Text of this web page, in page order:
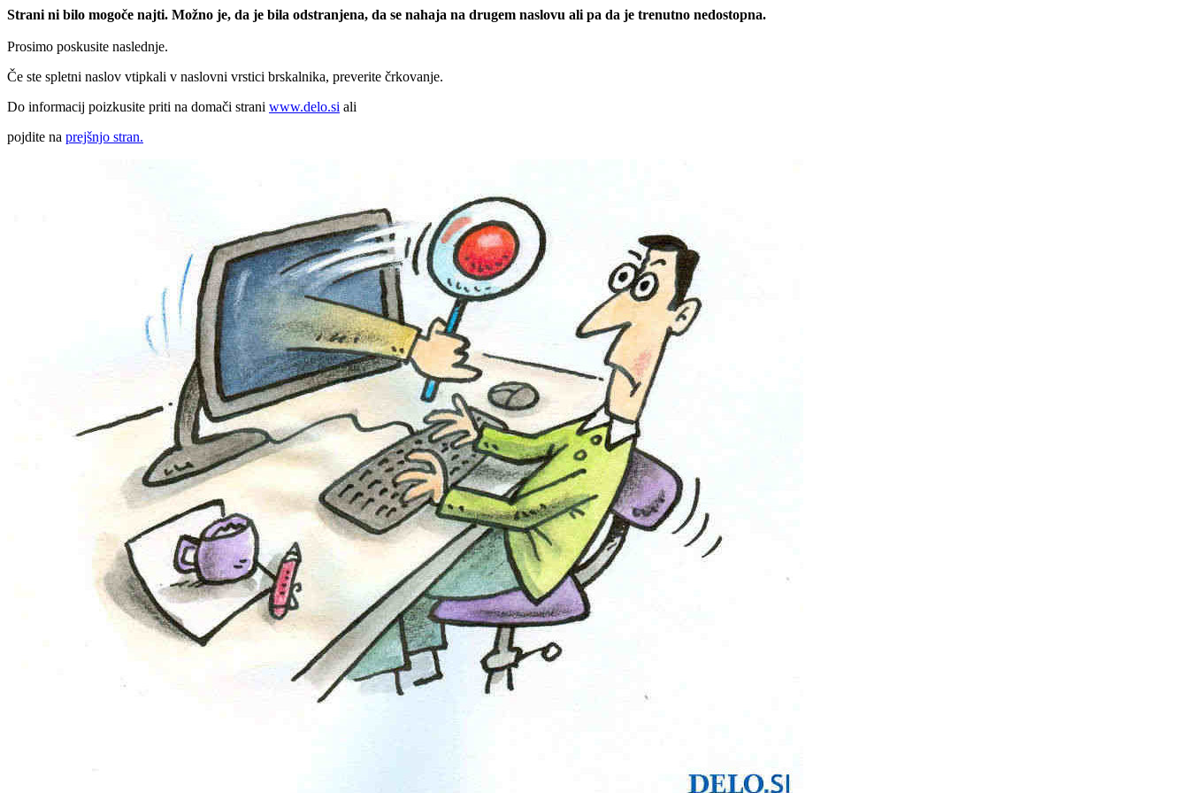
Strani ni bilo mogoče najti. Možno je, da je bila odstranjena, da se nahaja na drugem naslovu ali pa da je trenutno nedostopna.
Prosimo poskusite naslednje.
Če ste spletni naslov vtipkali v naslovni vrstici brskalnika, preverite črkovanje.
Do informacij poizkusite priti na domači strani www.delo.si ali
pojdite na prejšnjo stran.